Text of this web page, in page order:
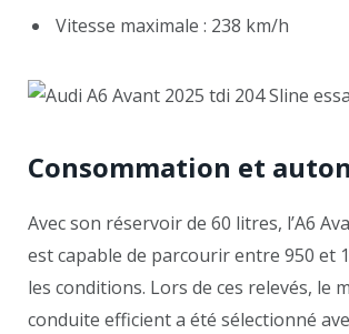
Vitesse maximale : 238 km/h
Consommation et
Avec son réservoir de 60 litres, l’A6
est capable de parcourir entre 950 et
les conditions. Lors de ces relevés, le
conduite efficient a été sélectionné